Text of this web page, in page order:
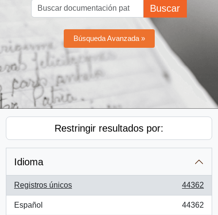
Buscar
Búsqueda Avanzada »
Restringir resultados por:
Idioma
Registros únicos
, 44362 resultados
44362
Español
, 44362 resultados
44362